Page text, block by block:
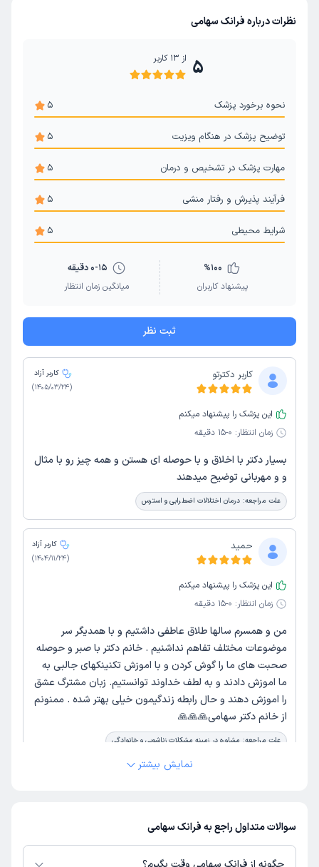
نظرات درباره فرانک سهامی
5 از 13 کاربر
نحوه برخورد پزشک 5
توضیح پزشک در هنگام ویزیت 5
مهارت پزشک در تشخیص و درمان 5
فرآیند پذیرش و رفتار منشی 5
شرایط محیطی 5
%100
پیشنهاد کاربران
0-15 دقیقه
میانگین زمان انتظار
ثبت نظر
کاربر دکترتو
کاربر آزاد
(
1405/03/24
)
این پزشک را پیشنهاد میکنم
زمان انتظار: 0-15 دقیقه
بسیار دکتر با اخلاق و با حوصله ای هستن و همه چیز رو با مثال
و ‌و مهربانی توضیح میدهند
علت مراجعه: درمان اختلالات اضطرابی و استرس
حمید
کاربر آزاد
(
1404/11/24
)
این پزشک را پیشنهاد میکنم
زمان انتظار: 0-15 دقیقه
من و همسرم سالها طلاق عاطفی داشتیم و با همدیگر سر
موضوعات مختلف تفاهم نداشنیم . خانم دکتر با صبر و حوصله
صحبت های ما را گوش کردن و با اموزش تکنینکهای جالبی به
ما اموزش دادند و به لطف خداوند توانستیم. زبان مشترگ عشق
را اموزش دهند و حال رابطه زندگیمون خیلی بهتر شده . ممنونم
از خانم دکتر سهامی🙏🙏🙏
علت مراجعه: مشاوره در زمینه مشکلات زناشویی و خانوادگی
این پزشک را پیشنهاد میکنم
زمان انتظار:0-15 دقیقه
نمایش بیشتر
سوالات متداول راجع به فرانک سهامی